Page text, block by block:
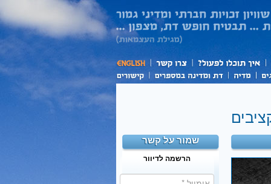
שמור על קשר
הרשמה לדיוור